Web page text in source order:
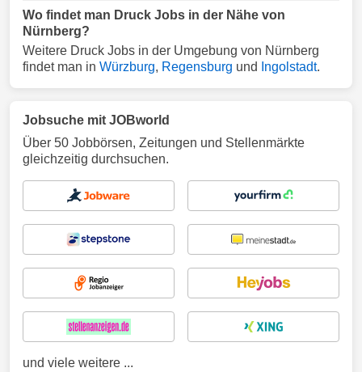
Wo findet man Druck Jobs in der Nähe von
Nürnberg?
Weitere Druck Jobs in der Umgebung von Nürnberg
findet man in Würzburg, Regensburg und Ingolstadt.
Jobsuche mit JOBworld
Über 50 Jobbörsen, Zeitungen und Stellenmärkte
gleichzeitig durchsuchen.
und viele weitere ...